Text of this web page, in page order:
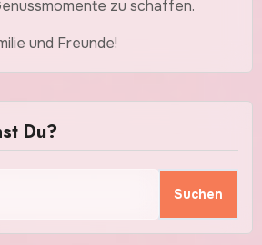
zu schaffen.
und Freunde!
Du?